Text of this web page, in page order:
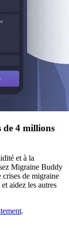
de 4 millions
et à la
Migraine Buddy
de migraine
aidez les autres
.